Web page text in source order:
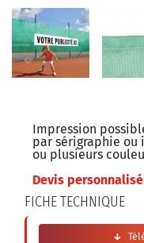
Impression
par sérigraphie ou
ou plusieurs
Devis
FICHE TECHNIQUE